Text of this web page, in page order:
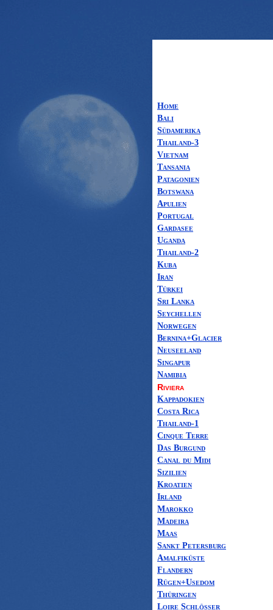
Home
Bali
Südamerika
Thailand-3
Vietnam
Tansania
Patagonien
Botswana
Apulien
Portugal
Gardasee
Uganda
Thailand-2
Kuba
Iran
Türkei
Sri Lanka
Seychellen
Norwegen
Bernina+Glacier
Neuseeland
Singapur
Namibia
Riviera
Kappadokien
Costa Rica
Thailand-1
Cinque Terre
Das Burgund
Canal du Midi
Sizilien
Kroatien
Irland
Marokko
Madeira
Maas
Sankt Petersburg
Amalfiküste
Flandern
Rügen+Usedom
Thüringen
Loire Schlösser